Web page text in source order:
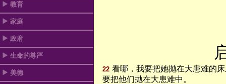
教育
家庭
政府
生命的尊严
美德 22 看哪，我要把她抛在大患难的
要把他们抛在大患难中。